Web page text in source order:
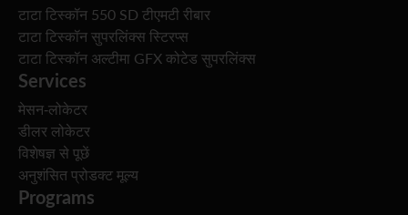
टाटा टिस्कॉन 550 SD टीएमटी रीबार
टाटा टिस्कॉन सुपरलिंक्स स्टिरप्स
टाटा टिस्कॉन अल्टीमा GFX कोटेड सुपरलिंक्स
Services
मेसन-लोकेटर
डीलर लोकेटर
विशेषज्ञ से पूछें
अनुशंसित प्रोडक्ट मूल्य
Programs